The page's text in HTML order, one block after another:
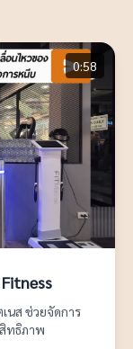
0:58
นส ช่วยจัดการ
ทธิภาพ